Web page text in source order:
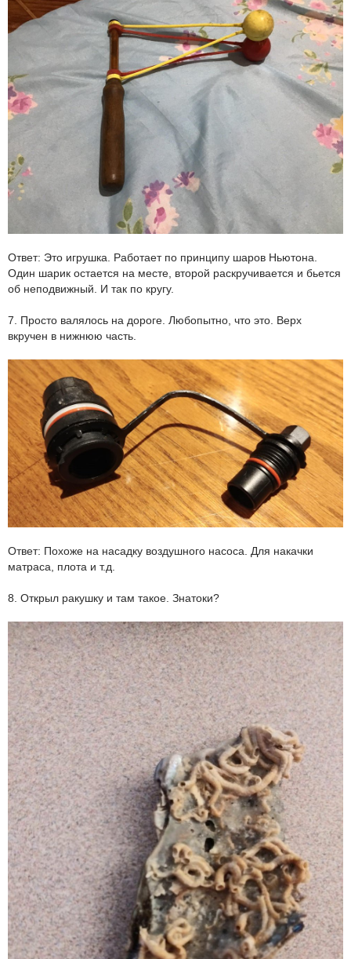
Ответ: Это игрушка. Работает по принципу шаров Ньютона.
Один шарик остается на месте, второй раскручивается и бьется
об неподвижный. И так по кругу.
7. Просто валялось на дороге. Любопытно, что это. Верх
вкручен в нижнюю часть.
Ответ: Похоже на насадку воздушного насоса. Для накачки
матраса, плота и т.д.
8. Открыл ракушку и там такое. Знатоки?